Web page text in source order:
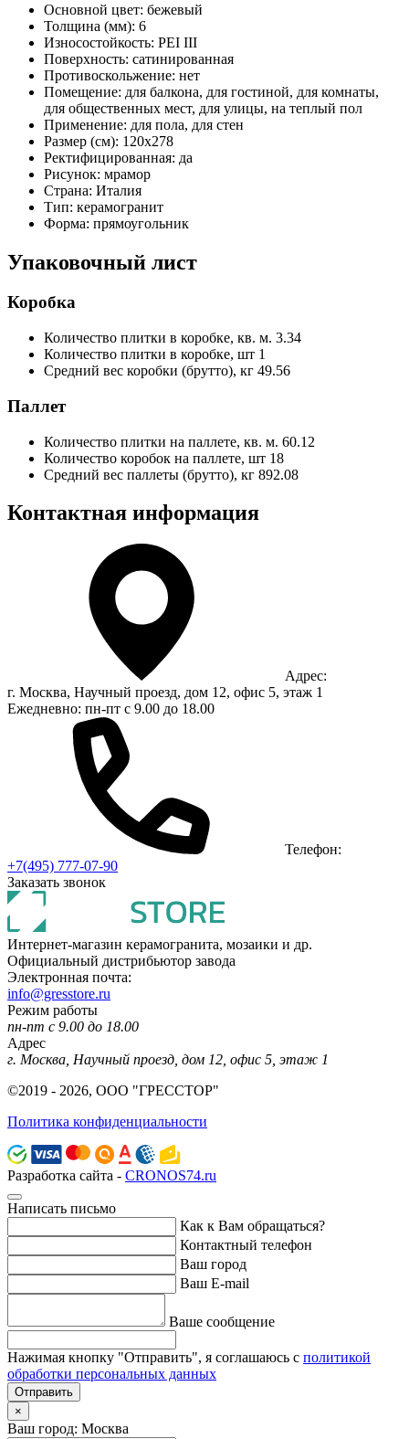
Основной цвет: бежевый
Толщина (мм): 6
Износостойкость: PEI III
Поверхность: сатинированная
Противоскольжение: нет
Помещение: для балкона, для гостиной, для комнаты,
для общественных мест, для улицы, на теплый пол
Применение: для пола, для стен
Размер (см): 120x278
Ректифицированная: да
Рисунок: мрамор
Страна: Италия
Тип: керамогранит
Форма: прямоугольник
Упаковочный лист
Коробка
Количество плитки в коробке, кв. м. 3.34
Количество плитки в коробке, шт 1
Средний вес коробки (брутто), кг 49.56
Паллет
Количество плитки на паллете, кв. м. 60.12
Количество коробок на паллете, шт 18
Средний вес паллеты (брутто), кг 892.08
Контактная информация
Адрес:
г. Москва, Научный проезд, дом 12, офис 5, этаж 1
Ежедневно: пн-пт с 9.00 до 18.00
Телефон:
+7(495) 777-07-90
Заказать звонок
Интернет-магазин керамогранита, мозаики и др.
Официальный дистрибьютор завода
Электронная почта:
info@gresstore.ru
Режим работы
пн-пт с 9.00 до 18.00
Адрес
г. Москва, Научный проезд, дом 12, офис 5, этаж 1
©2019 - 2026, ООО "ГРЕССТОР"
Политика конфиденциальности
Разработка сайта - CRONOS74.ru
Написать письмо
Как к Вам обращаться?
Контактный телефон
Ваш город
Ваш E-mail
Ваше сообщение
Нажимая кнопку "Отправить", я соглашаюсь с политикой
обработки персональных данных
Отправить
×
Ваш город: Москва